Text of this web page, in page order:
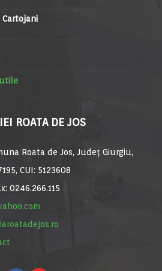
Cartojani
ROATA DE JOS
Roata de Jos, Județ Giurgiu,
CUI: 5123608
0246.266.115